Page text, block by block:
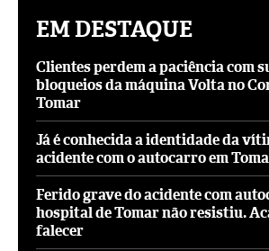
EM DESTAQUE
Clientes perdem a paciência com
bloqueios da máquina Volta no
Tomar
Já é conhecida a identidade da
acidente com o autocarro em
Ferido grave do acidente com
hospital de Tomar não resistiu.
falecer